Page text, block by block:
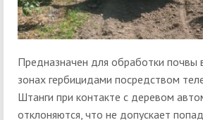
Предназначен для обработки почвы
зонах гербицидами посредством
Штанги при контакте с деревом
отклоняются, что не допускает